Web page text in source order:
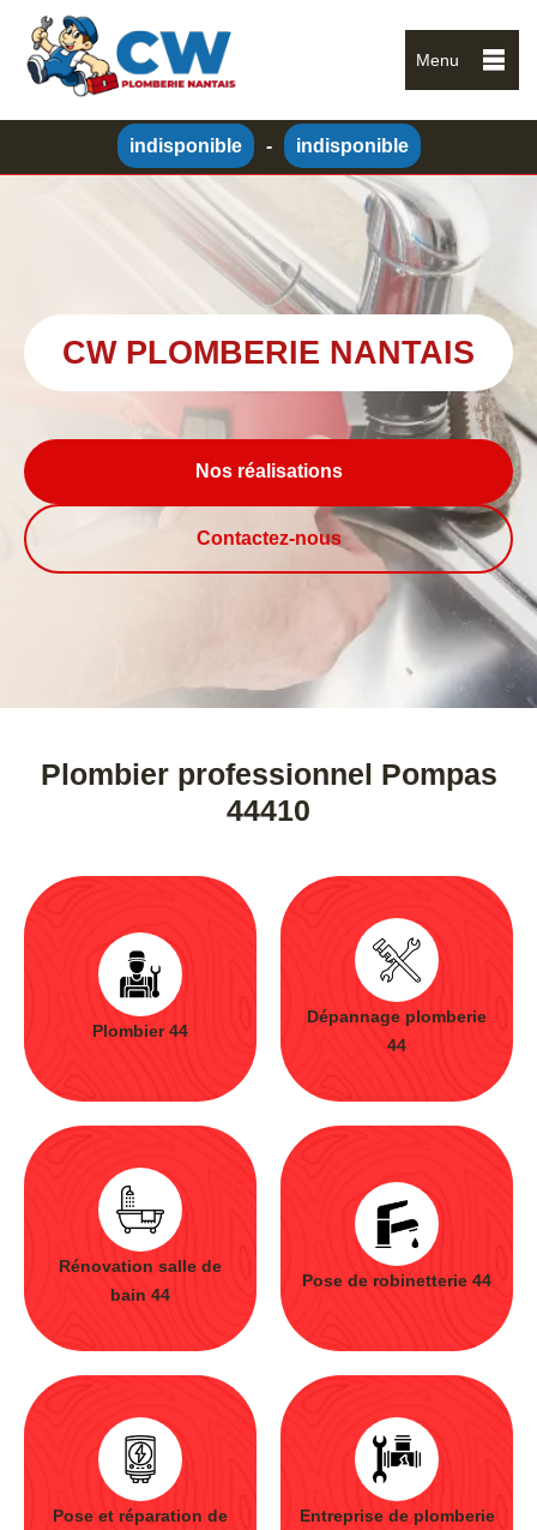
Menu
indisponible - indisponible
CW PLOMBERIE NANTAIS
Nos réalisations
Contactez-nous
Plombier professionnel Pompas
44410
Plombier 44
Dépannage plomberie
44
Rénovation salle de
bain 44
Pose de robinetterie 44
Pose et réparation de
Entreprise de plomberie